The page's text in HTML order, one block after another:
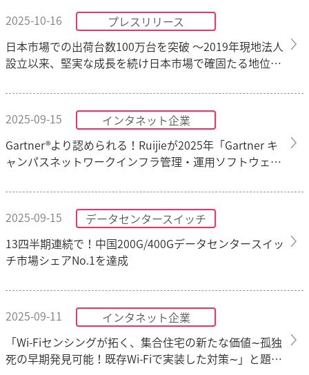
2025-10-16
プレスリリース
日本市場での出荷台数100万台を突破 ～2019年現地法人
設立以来、堅実な成長を続け日本市場で確固たる地位を
2025-09-15
インタネット企業
Gartner®より認められる！Ruijieが2025年「Gartner キ
ャンパスネットワークインフラ管理・運用ソフトウェア
2025-09-15
データセンタースイッチ
13四半期連続で！中国200G/400Gデータセンタースイッ
チ市場シェアNo.1を達成
2025-09-11
インタネット企業
「Wi-Fiセンシングが拓く、集合住宅の新たな価値∼孤独
死の早期発見可能！既存Wi-Fiで実装した対策∼」と題し